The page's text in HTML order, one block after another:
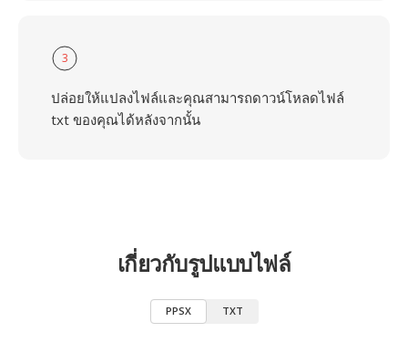
3
ปล่อยให้แปลงไฟล์และคุณสามารถดาวน์โหลดไฟล์
txt ของคุณได้หลังจากนั้น
เกี่ยวกับรูปแบบไฟล์
PPSX TXT